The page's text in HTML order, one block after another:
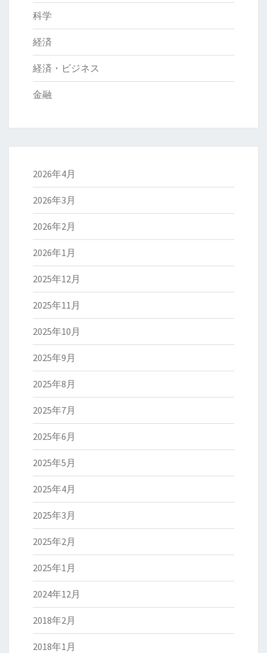
科学
経済
経済・ビジネス
金融
2026年4月
2026年3月
2026年2月
2026年1月
2025年12月
2025年11月
2025年10月
2025年9月
2025年8月
2025年7月
2025年6月
2025年5月
2025年4月
2025年3月
2025年2月
2025年1月
2024年12月
2018年2月
2018年1月